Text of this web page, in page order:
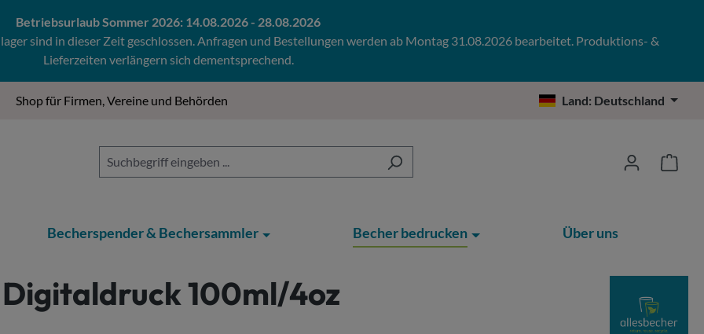
Betriebsurlaub Sommer 2026: 14.08.2026 - 28.08.2026
sind in dieser Zeit geschlossen. Anfragen und Bestellungen werden ab Montag 31.08.2026 bearbeitet. Produktions- &
Lieferzeiten verlängern sich dementsprechend.
Shop für Firmen, Vereine und Behörden Land: Deutschland
Becherspender & Bechersammler Becher bedrucken Über uns
100ml/4oz